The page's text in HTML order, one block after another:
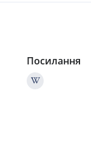
Посилання